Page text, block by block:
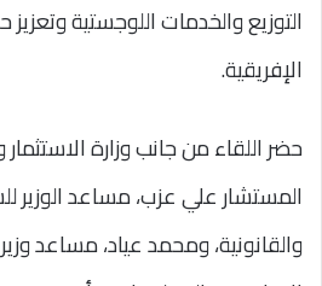
التوزيع والخدمات اللوجستية
الإفريقية.
حضر اللقاء من جانب وزارة
المستشار علي عزب، مساعد الوزير
والقانونية، ومحمد عياد، مساعد وزير